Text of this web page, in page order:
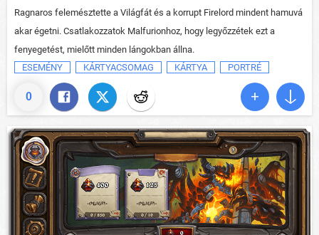
0
Ragnaros felemésztette a Világfát és a korrupt Firelord mindent hamuvá
akar égetni. Csatlakozzatok Malfurionhoz, hogy legyőzzétek ezt a
fenyegetést, mielőtt minden lángokban állna.
ESEMÉNY
KÁRTYACSOMAG KÁRTYA PORTRÉ